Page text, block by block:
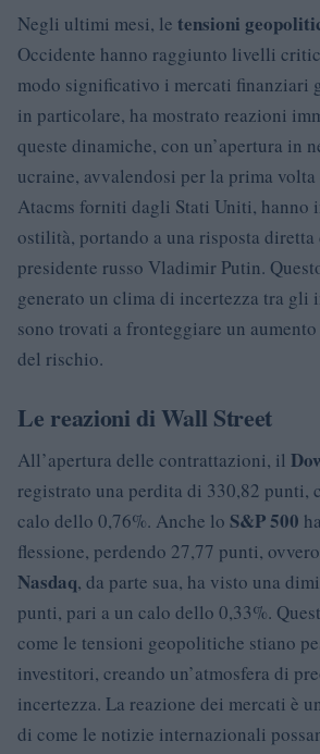
Negli ultimi mesi, le tensioni
Occidente hanno raggiunto livelli
modo significativo i mercati finanziari
in particolare, ha mostrato reazioni
queste dinamiche, con un’apertura in
ucraine, avvalendosi per la prima
Atacms forniti dagli Stati Uniti, hanno
ostilità, portando a una risposta diretta
presidente russo Vladimir Putin.
generato un clima di incertezza tra gli
sono trovati a fronteggiare un
del rischio.
Le reazioni di Wall Street
All’apertura delle contrattazioni, il
registrato una perdita di 330,82 punti,
calo dello 0,76%. Anche lo S&P 500
flessione, perdendo 27,77 punti,
Nasdaq, da parte sua, ha visto una
punti, pari a un calo dello 0,33%.
come le tensioni geopolitiche stiano
investitori, creando un’atmosfera di
incertezza. La reazione dei mercati è
di come le notizie internazionali